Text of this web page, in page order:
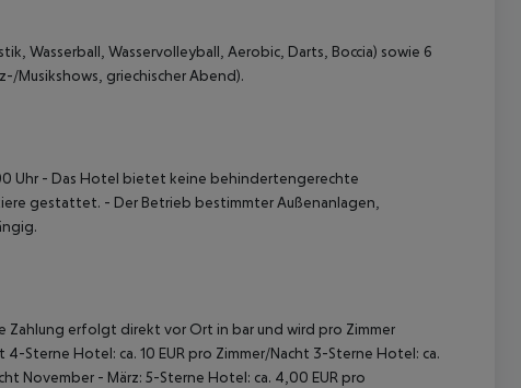
Wasserball, Wasservolleyball, Aerobic, Darts, Boccia) sowie 6
Musikshows, griechischer Abend).
Uhr - Das Hotel bietet keine behindertengerechte
gestattet. - Der Betrieb bestimmter Außenanlagen,
Zahlung erfolgt direkt vor Ort in bar und wird pro Zimmer
Sterne Hotel: ca. 10 EUR pro Zimmer/Nacht 3-Sterne Hotel: ca.
November - März: 5-Sterne Hotel: ca. 4,00 EUR pro